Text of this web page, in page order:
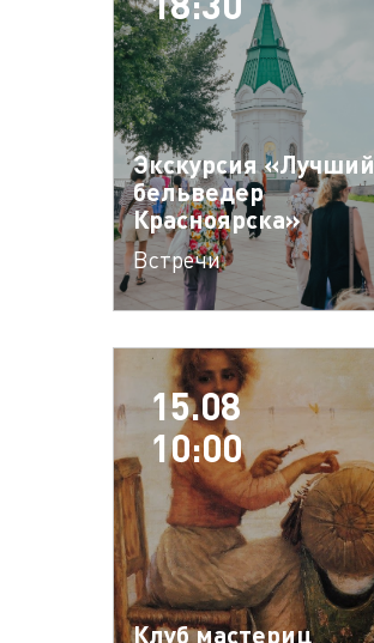
Экскурсия «Лучший
бельведер
Красноярска»
Встречи
15.08
10:00
Клуб мастериц